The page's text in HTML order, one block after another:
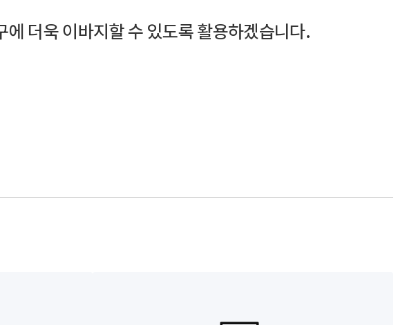
더욱 이바지할 수 있도록 활용하겠습니다.